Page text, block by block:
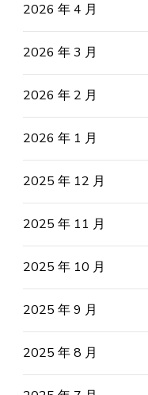
2026 年 4 月
2026 年 3 月
2026 年 2 月
2026 年 1 月
2025 年 12 月
2025 年 11 月
2025 年 10 月
2025 年 9 月
2025 年 8 月